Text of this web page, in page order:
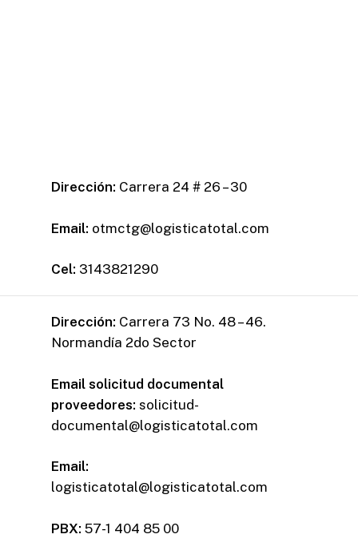
Dirección: Carrera 24 # 26 – 30
Email: otmctg@logisticatotal.com
Cel: 3143821290
Dirección: Carrera 73 No. 48 – 46.
Normandía 2do Sector
Email solicitud documental
proveedores: solicitud-
documental@logisticatotal.com
Email:
logisticatotal@logisticatotal.com
PBX: 57-1 404 85 00